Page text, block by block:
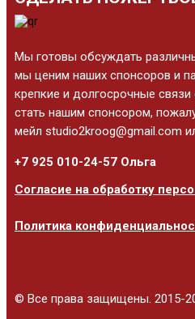
Мы готовы обсуждать
мы ценим наших спонсоров и
крепкие и долгосрочные
стать нашим спонсором,
мейл studio2kroog@gmail.com
+7 925 010-24-57 Ольга
Согласие на обработку
Политика
© Все права защищены. 2015-